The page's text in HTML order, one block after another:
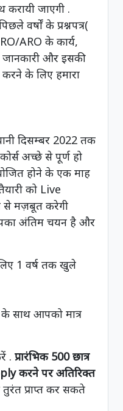
करायी जाएगी .
वर्षों के प्रश्नपत्र(
ARO के कार्य,
जानकारी और इसकी
करने के लिए हमारा
दिसम्बर 2022 तक
अच्छे से पूर्ण हो
होने के एक माह
को Live
से मज़बूत करेगी
अंतिम चयन है और
1 वर्ष तक खुले
साथ आपको मात्र
. प्रारंभिक 500 छात्र
करने पर अतिरिक्त
प्राप्त कर सकते